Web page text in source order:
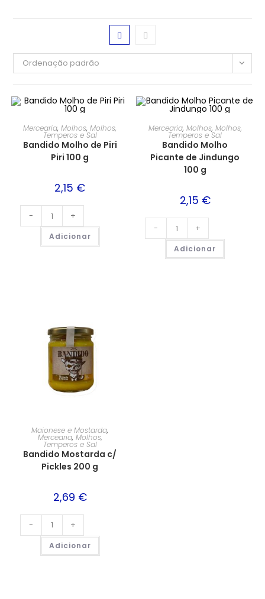
Ordenação padrão
Mercearia,Molhos,Molhos,
Temperos e Sal
Bandido Molho de Piri
Piri 100 g
2,15 €
- +
Adicionar
Mercearia, Molhos, Molhos,
Temperos e Sal
Bandido Molho
Picante de Jindungo
100 g
2,15 €
- +
Adicionar
Maionese e Mostarda,
Mercearia, Molhos,
Temperos e Sal
Bandido Mostarda c/
Pickles 200 g
2,69 €
- +
Adicionar